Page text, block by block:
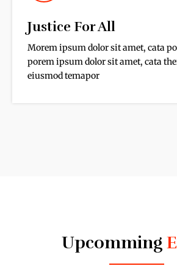
Justice For All
Morem ipsum dolor sit amet, cata
porem ipsum dolor sit amet, cata
eiusmod temapor
Upcomming